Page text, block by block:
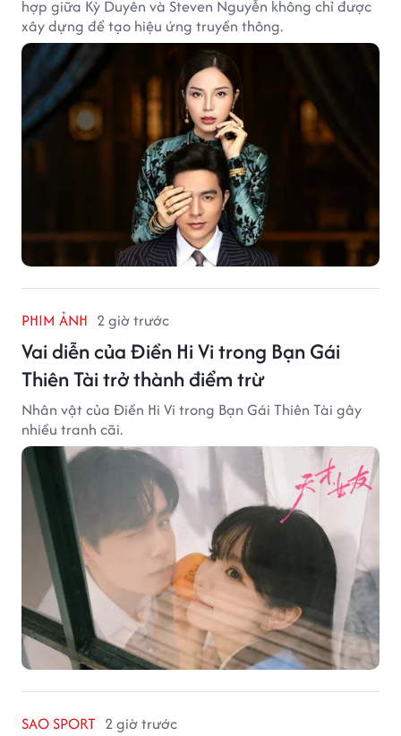
hợp giữa Kỳ Duyên và Steven Nguyễn không chỉ được
xây dựng để tạo hiệu ứng truyền thông.
PHIM ẢNH 2 giờ trước
Vai diễn của Điền Hi Vi trong Bạn Gái
Thiên Tài trở thành điểm trừ
Nhân vật của Điền Hi Vi trong Bạn Gái Thiên Tài gây
nhiều tranh cãi.
SAO SPORT 2 giờ trước